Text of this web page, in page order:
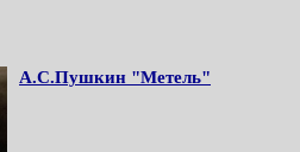
А.С.Пушкин "Метель"